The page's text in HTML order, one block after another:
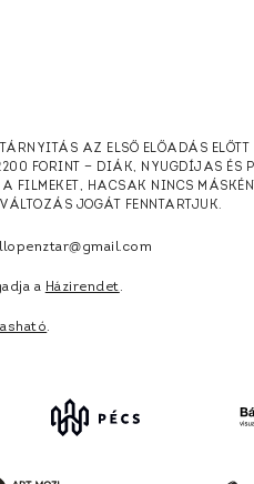
AZ ELSŐ ELŐADÁS
FORINT — DIÁK, NYUGDÍJAS ÉS
FILMEKET, HACSAK NINCS
JOGÁT FENNTARTJUK.
a Házirendet.
.